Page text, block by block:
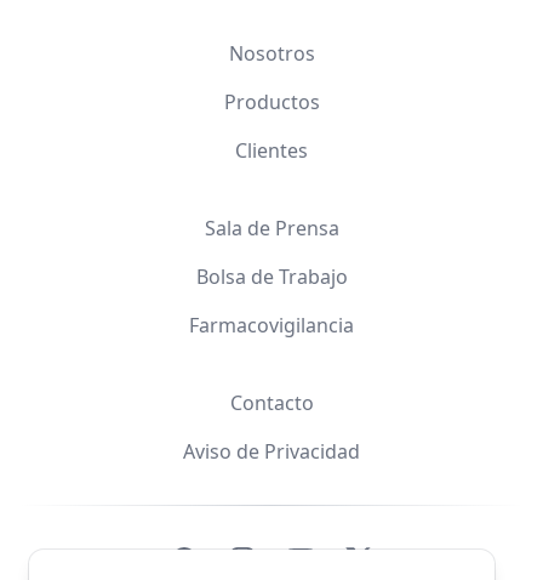
Nosotros
Productos
Clientes
Sala de Prensa
Bolsa de Trabajo
Farmacovigilancia
Contacto
Aviso de Privacidad
FacebookInstagramYouTube
X